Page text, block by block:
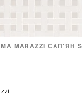
MARAZZI САП'ЯН